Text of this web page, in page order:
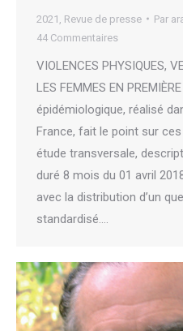
2021 Revue de presse Par
44 Commentaires
VIOLENCES PHYSIQUES,
LES FEMMES EN
épidémiologique, réalisé
France, fait le point sur ces
étude transversale,
duré 8 mois du 01 avril
avec la distribution d’un
standardisé.…